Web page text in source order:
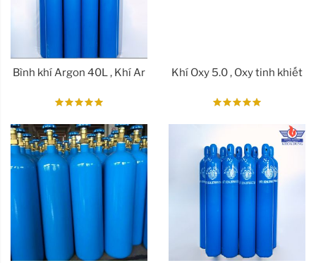
Bình khí Argon 40L , Khí Ar Khí Oxy 5.0 , Oxy tinh khiết